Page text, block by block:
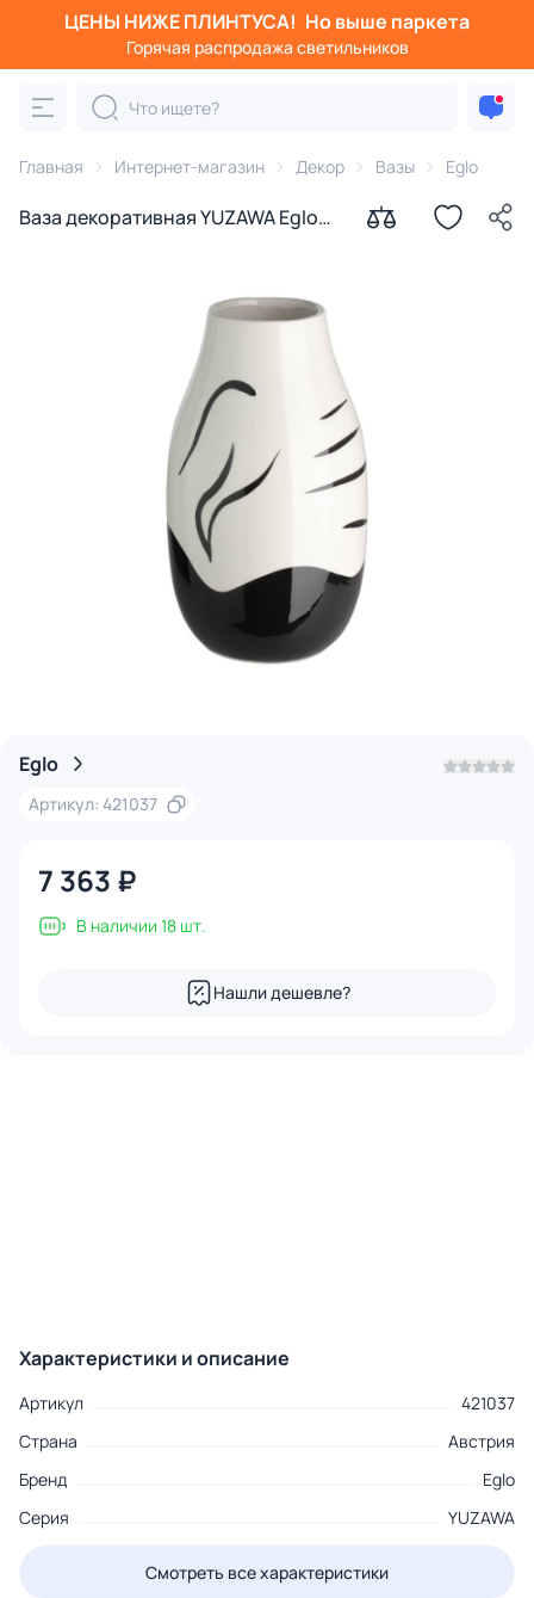
ЦЕНЫ НИЖЕ ПЛИНТУСА! Но выше паркета
Горячая распродажа светильников
Главная Интернет-магазин Декор Вазы Eglo
Ваза декоративная YUZAWA Eglo
Eglo
Артикул: 421037
7 363 ₽
В наличии 18 шт.
Нашли дешевле?
Характеристики и описание
Артикул
421037
Страна
Австрия
Бренд
Eglo
Серия
YUZAWA
Смотреть все характеристики